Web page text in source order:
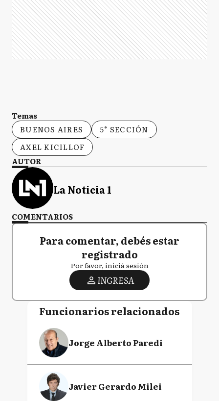
Temas
BUENOS AIRES
5° SECCIÓN
AXEL KICILLOF
AUTOR
La Noticia 1
COMENTARIOS
Para comentar, debés estar
registrado
Por favor, iniciá sesión
INGRESA
Funcionarios relacionados
Jorge Alberto Paredi
Javier Gerardo Milei